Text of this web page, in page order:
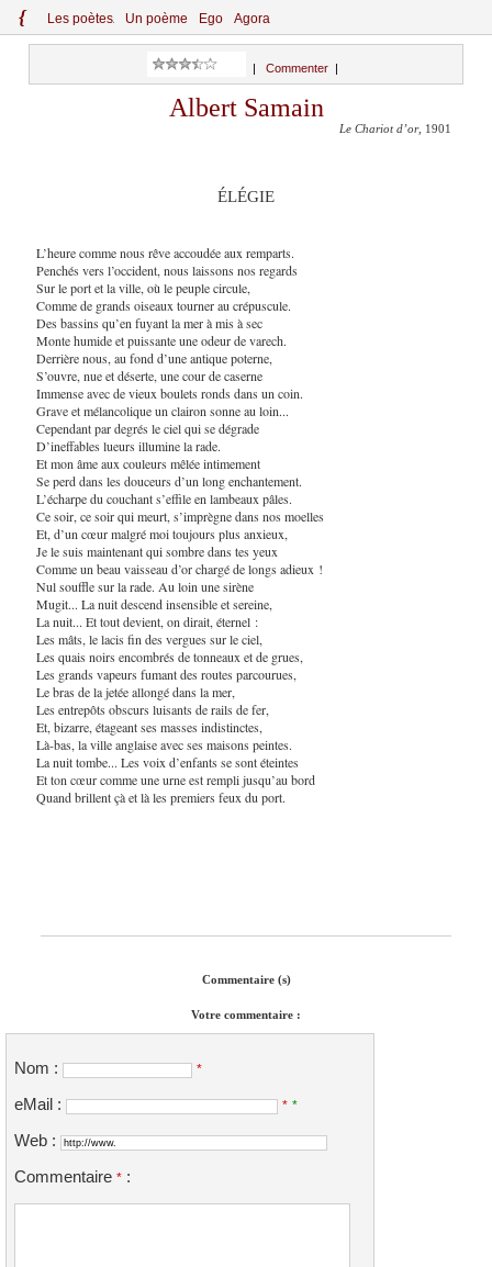
{ Les poètes Un poème Ego Agora
Commenter
Albert Samain
Le Chariot d’or, 1901
ÉLÉGIE
L’heure comme nous rêve accoudée aux remparts.
Penchés vers l’occident, nous laissons nos regards
Sur le port et la ville, où le peuple circule,
Comme de grands oiseaux tourner au crépuscule.
Des bassins qu’en fuyant la mer à mis à sec
Monte humide et puissante une odeur de varech.
Derrière nous, au fond d’une antique poterne,
S’ouvre, nue et déserte, une cour de caserne
Immense avec de vieux boulets ronds dans un coin.
Grave et mélancolique un clairon sonne au loin...
Cependant par degrés le ciel qui se dégrade
D’ineffables lueurs illumine la rade.
Et mon âme aux couleurs mêlée intimement
Se perd dans les douceurs d’un long enchantement.
L’écharpe du couchant s’effile en lambeaux pâles.
Ce soir, ce soir qui meurt, s’imprègne dans nos moelles
Et, d’un cœur malgré moi toujours plus anxieux,
Je le suis maintenant qui sombre dans tes yeux
Comme un beau vaisseau d’or chargé de longs adieux !
Nul souffle sur la rade. Au loin une sirène
Mugit... La nuit descend insensible et sereine,
La nuit... Et tout devient, on dirait, éternel :
Les mâts, le lacis fin des vergues sur le ciel,
Les quais noirs encombrés de tonneaux et de grues,
Les grands vapeurs fumant des routes parcourues,
Le bras de la jetée allongé dans la mer,
Les entrepôts obscurs luisants de rails de fer,
Et, bizarre, étageant ses masses indistinctes,
Là-bas, la ville anglaise avec ses maisons peintes.
La nuit tombe... Les voix d’enfants se sont éteintes
Et ton cœur comme une urne est rempli jusqu’au bord
Quand brillent çà et là les premiers feux du port.
Commentaire (s)
Votre commentaire :
Nom : *
eMail : * *
Web :
Commentaire * :